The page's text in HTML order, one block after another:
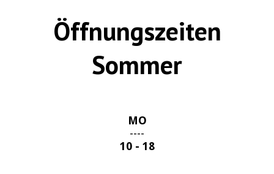
Öffnungszeiten
Sommer
MO
----
10 - 18